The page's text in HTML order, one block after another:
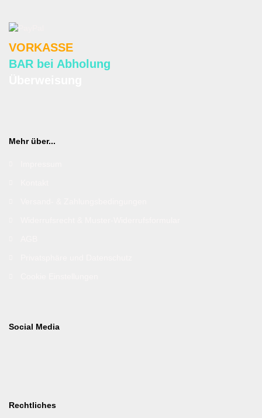
VORKASSE
BAR bei Abholung
Mehr über...
Social Media
Rechtliches